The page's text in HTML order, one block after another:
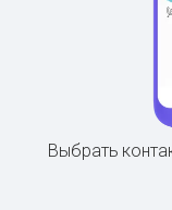
Выбрать